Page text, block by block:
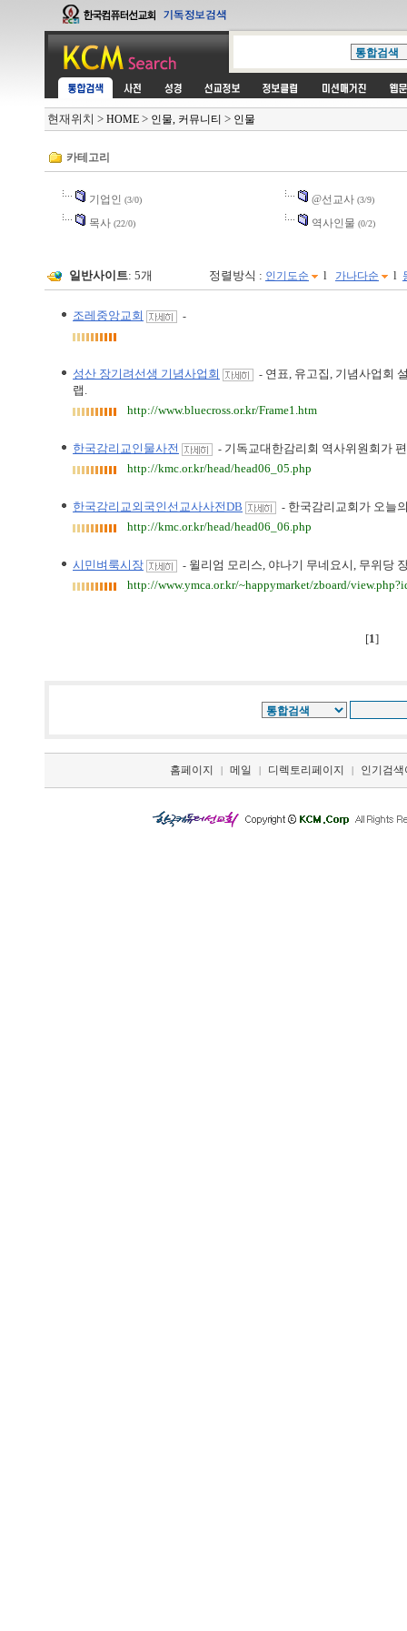
현재위치 > HOME > 인물, 커뮤니티 > 인물
카테고리
기업인 (3/0)
목사 (22/0)
@선교사 (3/9)
역사인물 (0/2)
일반사이트: 5개 정렬방식 : 인기도순 l 가나다순 l
조레중앙교회 -
성산 장기려선생 기념사업회 - 연표, 유고집, 기념사업회
랩.
http://www.bluecross.or.kr/Frame1.htm
한국감리교인물사전 - 기독교대한감리회 역사위원회가
http://kmc.or.kr/head/head06_05.php
한국감리교외국인선교사사전DB - 한국감리교회가 오늘
http://kmc.or.kr/head/head06_06.php
시민벼룩시장 - 윌리엄 모리스, 야나기 무네요시, 무위당
http://www.ymca.or.kr/~happymarket/zboard/
[1]
홈페이지 | 메일 | 디렉토리페이지 | 인기검색